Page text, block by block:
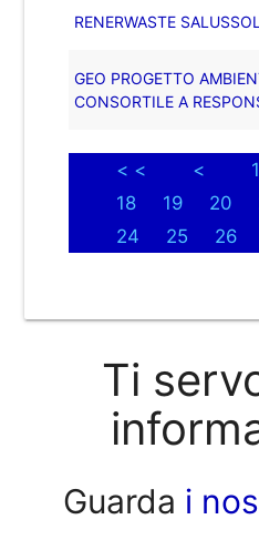
RENERWASTE
GEO PROGETTO
CONSORTILE A
< < <
18
19 20
24
25 26
Ti
Guarda i